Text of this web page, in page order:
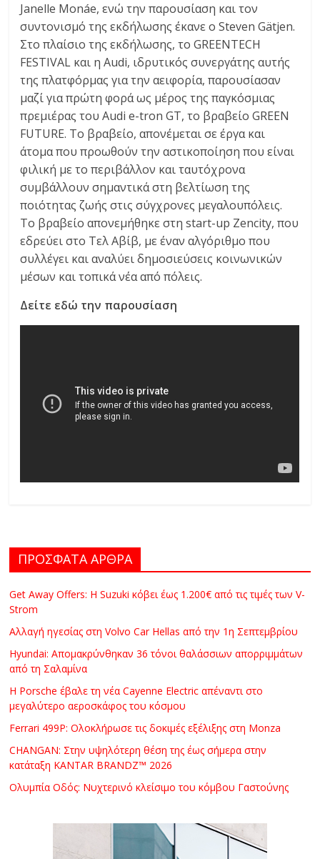
Janelle Monáe, ενώ την παρουσίαση και τον
συντονισμό της εκδήλωσης έκανε ο Steven Gätjen.
Στο πλαίσιο της εκδήλωσης, το GREENTECH
FESTIVAL και η Audi, ιδρυτικός συνεργάτης αυτής
της πλατφόρμας για την αειφορία, παρουσίασαν
μαζί για πρώτη φορά ως μέρος της παγκόσμιας
πρεμιέρας του Audi e-tron GT, το βραβείο GREEN
FUTURE. Το βραβείο, απονέμεται σε έργα και
άτομα που προωθούν την αστικοποίηση που είναι
φιλική με το περιβάλλον και ταυτόχρονα
συμβάλλουν σημαντικά στη βελτίωση της
ποιότητας ζωής στις σύγχρονες μεγαλουπόλεις.
Το βραβείο απονεμήθηκε στη start-up Zencity, που
εδρεύει στο Τελ Αβίβ, με έναν αλγόριθμο που
συλλέγει και αναλύει δημοσιεύσεις κοινωνικών
μέσων και τοπικά νέα από πόλεις.
Δείτε εδώ την παρουσίαση
ΠΡΟΣΦΑΤΑ ΑΡΘΡΑ
Get Away Offers: Η Suzuki κόβει έως 1.200€ από τις τιμές των V-
Strom
Αλλαγή ηγεσίας στη Volvo Car Hellas από την 1η Σεπτεμβρίου
Hyundai: Απομακρύνθηκαν 36 τόνοι θαλάσσιων απορριμμάτων
από τη Σαλαμίνα
Η Porsche έβαλε τη νέα Cayenne Electric απέναντι στο
μεγαλύτερο αεροσκάφος του κόσμου
Ferrari 499P: Ολοκλήρωσε τις δοκιμές εξέλιξης στη Monza
CHANGAN: Στην υψηλότερη θέση της έως σήμερα στην
κατάταξη KANTAR BRANDZ™ 2026
Ολυμπία Οδός: Νυχτερινό κλείσιμο του κόμβου Γαστούνης